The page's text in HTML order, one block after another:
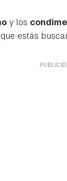
y los
estás